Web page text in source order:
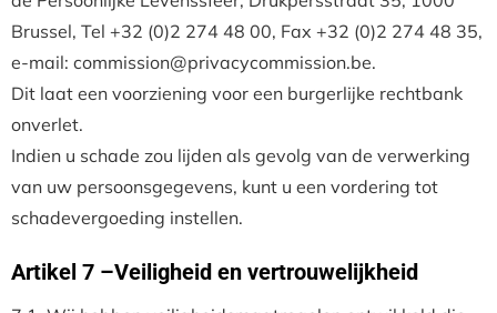
Brussel, Tel +32 (0)2 274 48 00, Fax +32 (0)2 274 48 35,
e-mail: commission@privacycommission.be.
Dit laat een voorziening voor een burgerlijke rechtbank
onverlet.
Indien u schade zou lijden als gevolg van de verwerking
van uw persoonsgegevens, kunt u een vordering tot
schadevergoeding instellen.
Artikel 7 –Veiligheid en vertrouwelijkheid